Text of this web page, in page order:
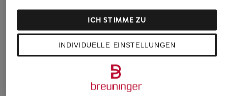
Bademäntel für Herren
Bikinis für Damen
Boleros für Damen
Lederjacken für Herren
Leinenhosen für Herren
Leinenkleider
Maxikleider
Regenmäntel für Damen
INDIVIDUELLE EINSTELLUNGEN
ICH STIMME ZU